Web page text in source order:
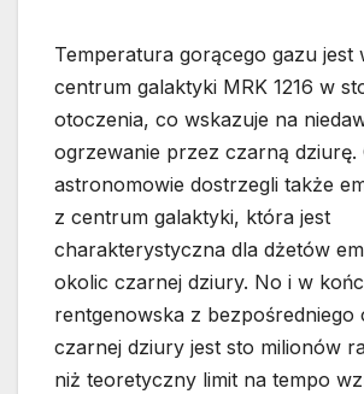
Temperatura gorącego gazu jest
centrum galaktyki MRK 1216 w
otoczenia, co wskazuje na
ogrzewanie przez czarną dziurę.
astronomowie dostrzegli także
z centrum galaktyki, która jest
charakterystyczna dla dżetów
okolic czarnej dziury. No i w
rentgenowska z bezpośredniego
czarnej dziury jest sto milionów
niż teoretyczny limit na tempo